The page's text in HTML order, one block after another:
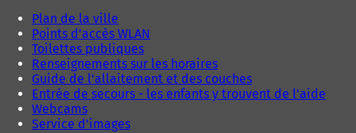
Plan de la ville
Points d'accès WLAN
Toilettes publiques
Renseignements sur les horaires
Guide de l'allaitement et des couches
Entrée de secours - les enfants y trouvent de l'aide
Webcams
Service d'images